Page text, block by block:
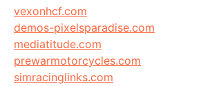
vexonhcf.com
demos-pixelsparadise.com
mediatitude.com
prewarmotorcycles.com
simracinglinks.com